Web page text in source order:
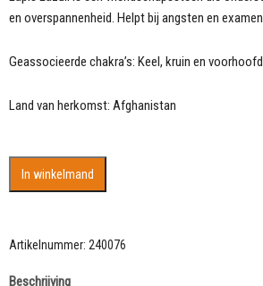
en overspannenheid. Helpt bij angsten en
Geassocieerde chakra’s: Keel, kruin en voorhoofd
Land van herkomst: Afghanistan
van
In winkelmand
Artikelnummer: 240076
Beschrijving